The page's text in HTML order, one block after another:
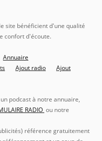
site bénéficient d'une qualité
confort d'écoute.
Annuaire
Ajout radio
Ajout
podcast à notre annuaire,
RADIO ou notre
référence gratuitement